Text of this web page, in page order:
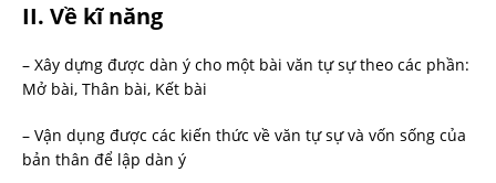
II. Về kĩ năng
– Xây dựng được dàn ý cho một bài văn tự sự theo các phần:
Mở bài, Thân bài, Kết bài
– Vận dụng được các kiến thức về văn tự sự và vốn sống của
bản thân để lập dàn ý